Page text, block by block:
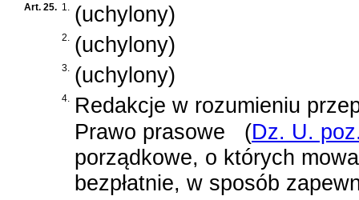
Art. 25. 1. (uchylony)
2. (uchylony)
3. (uchylony)
4.
Redakcje w rozumieniu
Prawo prasowe
(Dz. U.
porządkowe, o których
bezpłatnie, w sposób